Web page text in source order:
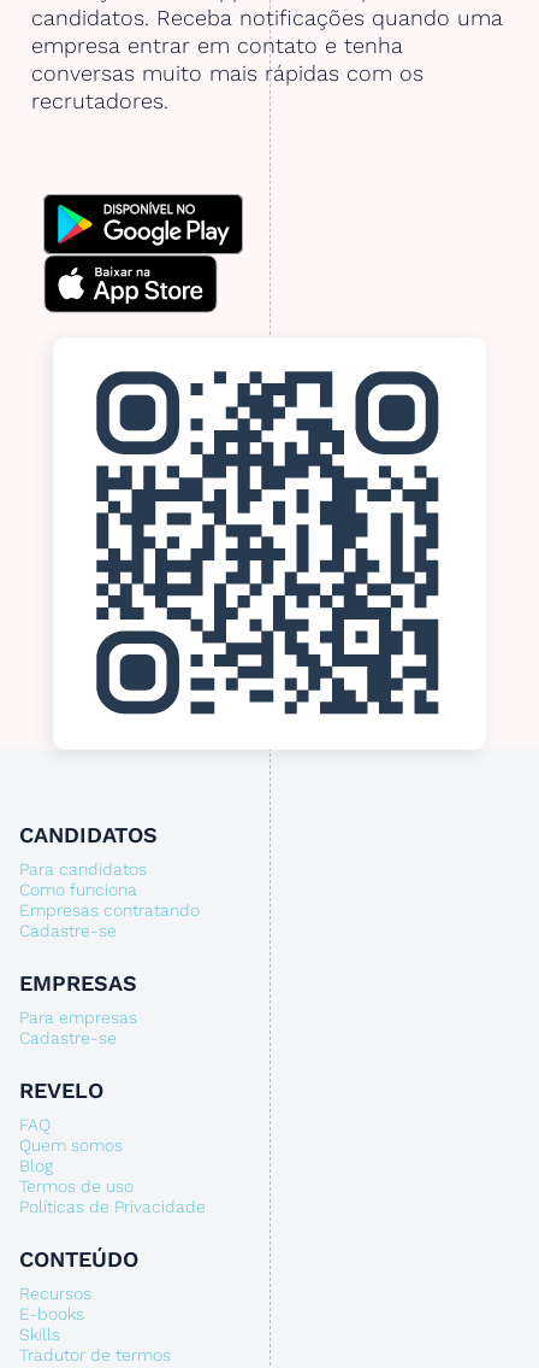
candidatos. Receba notificações quando uma
empresa entrar em contato e tenha
conversas muito mais rápidas com os
recrutadores.
CANDIDATOS
Para candidatos
Como funciona
Empresas contratando
Cadastre-se
EMPRESAS
Para empresas
Cadastre-se
REVELO
FAQ
Quem somos
Blog
Termos de uso
Políticas de Privacidade
CONTEÚDO
Recursos
E-books
Skills
Tradutor de termos